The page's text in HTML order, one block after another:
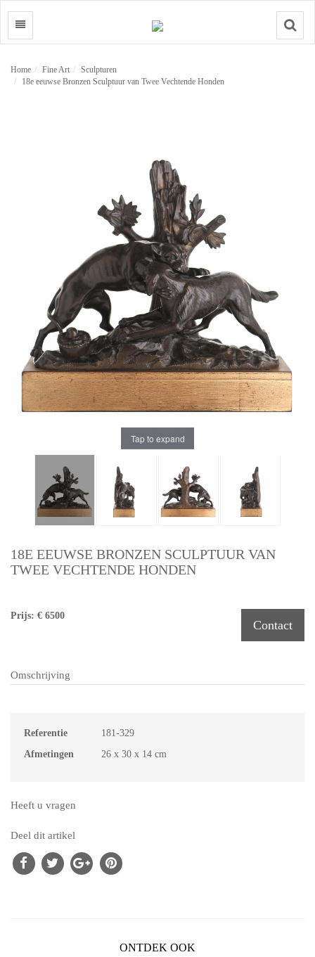
Search
Home Fine Art
Sculpturen
18e eeuwse Bronzen Sculptuur van Twee Vechtende Honden
Tap to expand
18E EEUWSE BRONZEN SCULPTUUR VAN
TWEE VECHTENDE HONDEN
Prijs: € 6500
Contact
Omschrijving
Referentie
181-329
Afmetingen
26 x 30 x 14 cm
Heeft u vragen
Deel dit artikel
ONTDEK OOK